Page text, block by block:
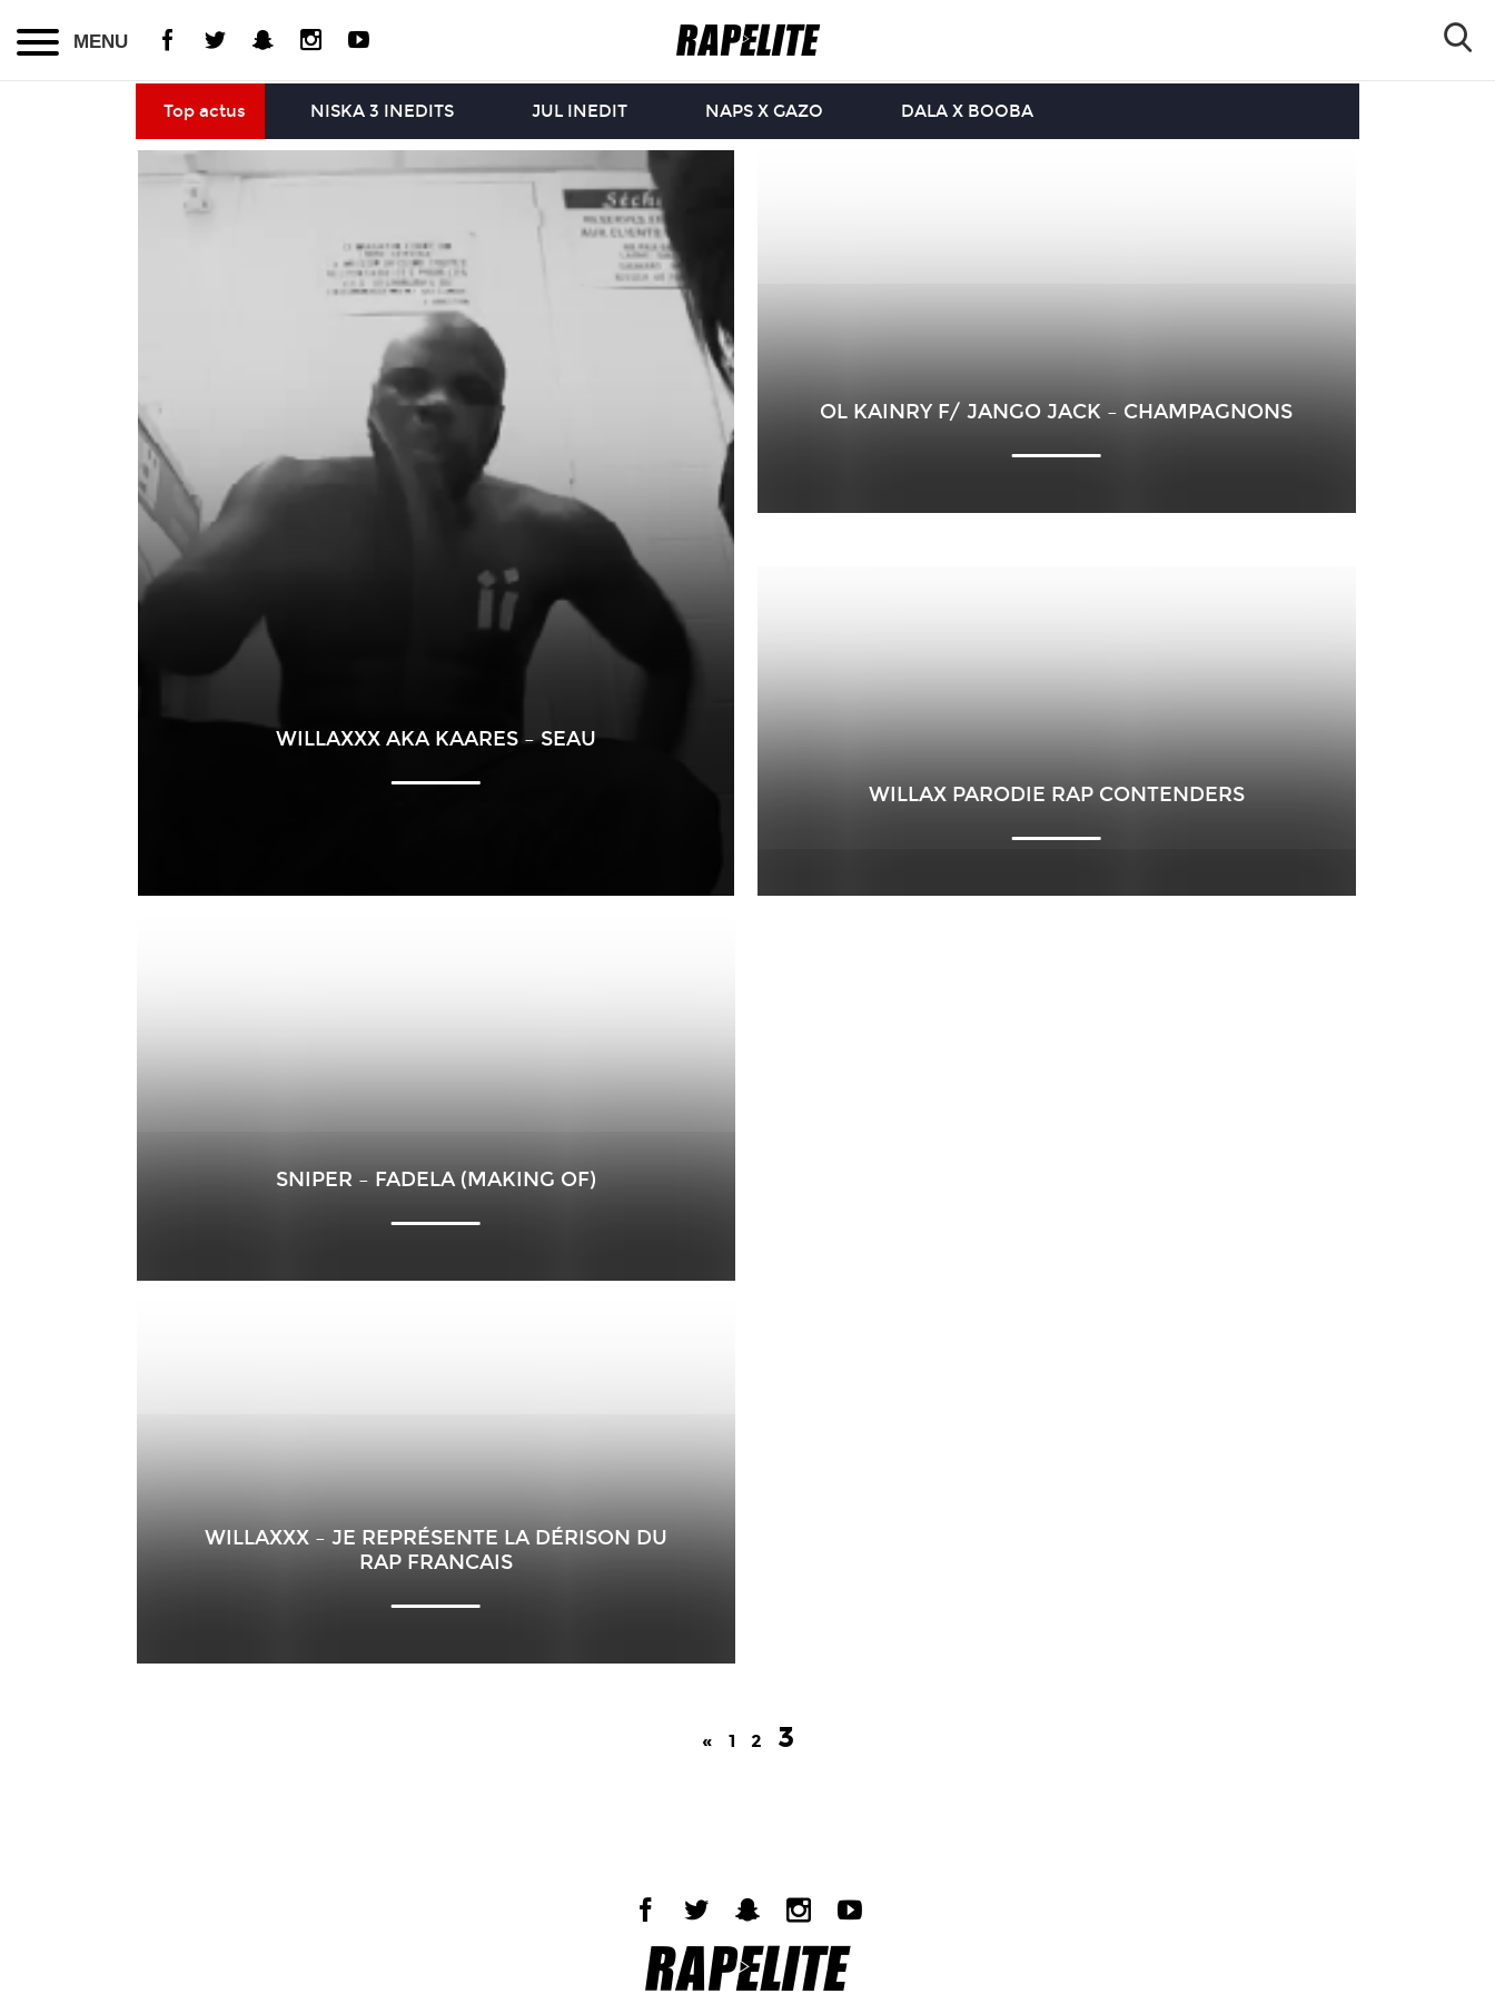
MENU
Top actus NISKA 3 INEDITS JUL INEDIT NAPS X GAZO DALA X BOOBA
WILLAXXX AKA KAARES – SEAU
OL KAINRY F/ JANGO JACK – CHAMPAGNONS
WILLAX PARODIE RAP CONTENDERS
SNIPER – FADELA (MAKING OF)
WILLAXXX – JE REPRÉSENTE LA DÉRISON DU
RAP FRANCAIS
« 1 2 3